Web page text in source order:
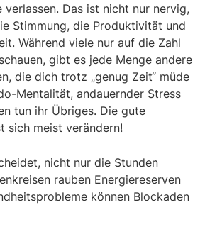
Das ist nicht nur nervig,
Stimmung, die Produktivität und
Während viele nur auf die Zahl
gibt es jede Menge andere
die dich trotz „genug Zeit“ müde
Mentalität, andauernder Stress
tun ihr Übriges. Die gute
sich meist verändern!
nicht nur die Stunden
rauben Energiereserven
können Blockaden